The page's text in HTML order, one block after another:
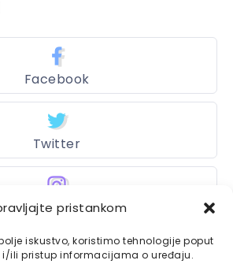
pristankom
iskustvo, koristimo tehnologije poput
ili pristup informacijama o uređaju.
Facebook
Twitter
Instagram